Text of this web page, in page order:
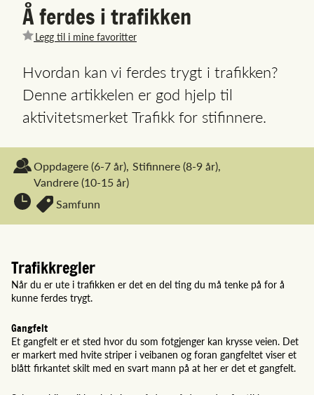
Å ferdes i trafikken
Legg til i mine favoritter
Hvordan kan vi ferdes trygt i trafikken?
Denne artikkelen er god hjelp til
aktivitetsmerket Trafikk for stifinnere.
Oppdagere(6-7 år), Stifinnere(8-9 år),
Vandrere(10-15 år)
Samfunn
Trafikkregler
Når du er ute i trafikken er det en del ting du må tenke på for å
kunne ferdes trygt.
Gangfelt
Et gangfelt er et sted hvor du som fotgjenger kan krysse veien. Det
er markert med hvite striper i veibanen og foran gangfeltet viser et
blått firkantet skilt med en svart mann på at her er det et gangfelt.